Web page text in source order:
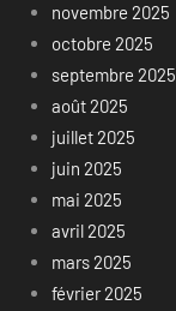
novembre 2025
octobre 2025
septembre 2025
août 2025
juillet 2025
juin 2025
mai 2025
avril 2025
mars 2025
février 2025